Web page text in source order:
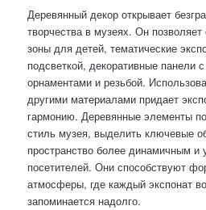
Деревянный декор открывает
творчества в музеях. Он позволяет
зоны для детей, тематические
подсветкой, декоративные панели
орнаментами и резьбой.
другими материалами придает
гармонию. Деревянные элементы
стиль музея, выделить ключевые
пространство более динамичным
посетителей. Они способствуют
атмосферы, где каждый экспонат
запоминается надолго.